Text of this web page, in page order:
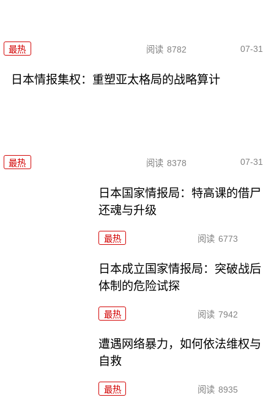
最热 阅读 8782 07-31
日本情报集权：重塑亚太格局的战略算计
最热 阅读 8378 07-31
日本国家情报局：特高课的借尸
还魂与升级
最热 阅读 6773
日本成立国家情报局：突破战后
体制的危险试探
最热 阅读 7942
遭遇网络暴力，如何依法维权与
自救
最热 阅读 8935